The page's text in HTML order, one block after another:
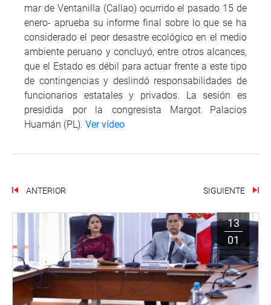
mar de Ventanilla (Callao) ocurrido el pasado 15 de
enero- aprueba su informe final sobre lo que se ha
considerado el peor desastre ecológico en el medio
ambiente peruano y concluyó, entre otros alcances,
que el Estado es débil para actuar frente a este tipo
de contingencias y deslindó responsabilidades de
funcionarios estatales y privados. La sesión es
presidida por la congresista Margot Palacios
Huamán (PL). Ver vídeo
ANTERIOR SIGUIENTE
13
01